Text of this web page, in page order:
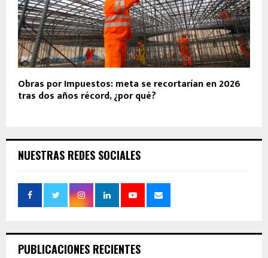
Obras por Impuestos: meta se recortarían en 2026
tras dos años récord, ¿por qué?
NUESTRAS REDES SOCIALES
PUBLICACIONES RECIENTES